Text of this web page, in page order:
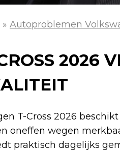
» Autoproblemen
2026
T-Cross 2026
oneffen wegen
praktisch dagelijks